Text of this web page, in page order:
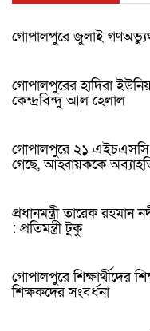
গোপালপুরে জুলাই
গোপালপুরের হাদিরা
কেন্দ্রবিন্দু আল হেলাল
গোপালপুরে ২১ এইচএসসি
গেছে, আহ্বায়ককে
প্রধানমন্ত্রী তারেক
: প্রতিমন্ত্রী টুকু
গোপালপুরে শিক্ষার্থীদের
শিক্ষকদের সংবর্ধনা